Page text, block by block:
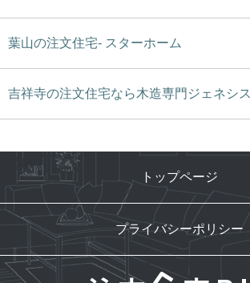
葉山の注文住宅- スターホーム
吉祥寺の注文住宅なら木造専門ジェネシス
トップページ
プライバシーポリシー